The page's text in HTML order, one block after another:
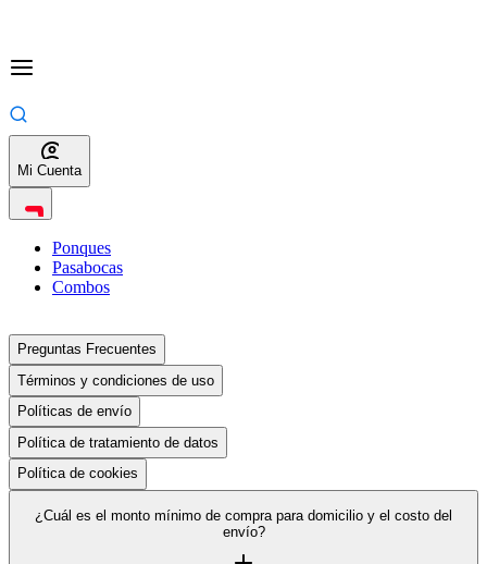
Mi Cuenta
Ponques
Pasabocas
Combos
Preguntas Frecuentes
Términos y condiciones de uso
Políticas de envío
Política de tratamiento de datos
Política de cookies
¿Cuál es el monto mínimo de compra para domicilio y el costo del
envío?